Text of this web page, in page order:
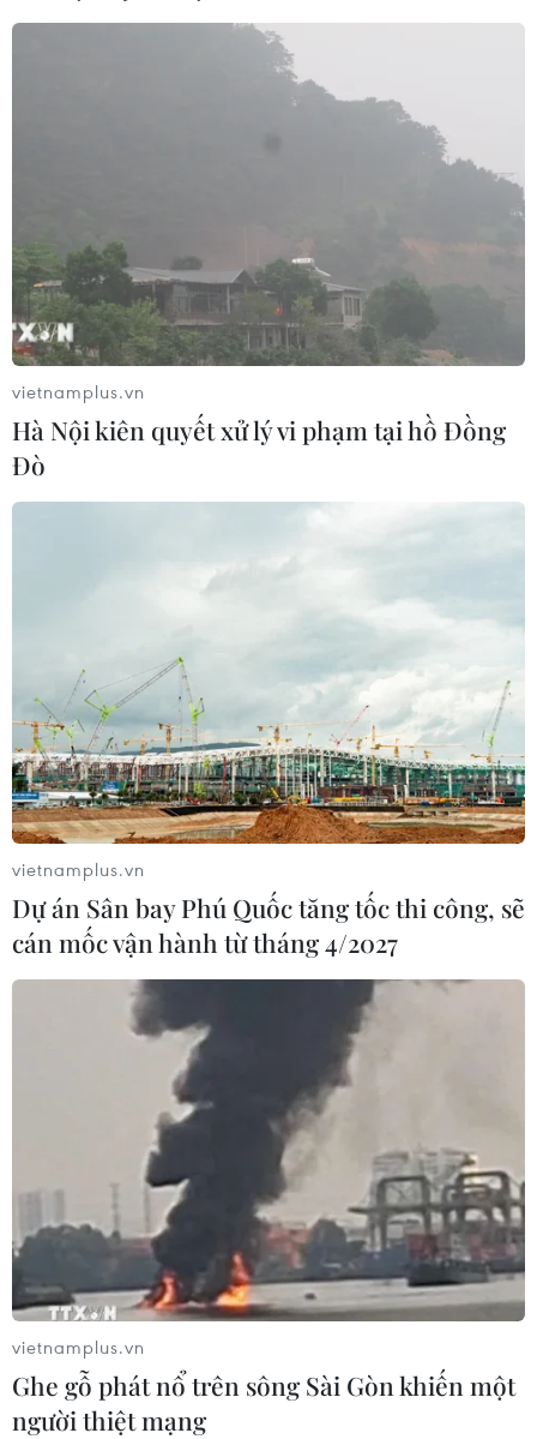
đồng, kinh phí xây dựng các khu tái định cư 416
Việc thực hiện Dự án di dời dân cư, giải phóng
mặt bằng khu vực I di tích Kinh thành Huế sẽ
góp phần trả lại mặt bằng tại các điểm di tích bị
đó, tạo tiền đề cho công tác trùng tu, bảo tồn
Quần thể di tích Cố đô Huế để gìn giữ cho các
thế hệ mai sau./.
(TTXVN/Vietnam+)
#Kinh thành Huế #khu tái định cư mới
#Cố đô
#Đại Nội Huế
#bàn giao mặt bằng TP. Huế
Theo dõi VietnamPlus
TIN LIÊN QUAN
vietnamplus.vn
Hà Nội kiên quyết xử lý vi phạm tại hồ Đồng
Đò
vietnamplus.vn
Dự án Sân bay Phú Quốc tăng tốc thi công, sẽ
cán mốc vận hành từ tháng 4/2027
vietnamplus.vn
Ghe gỗ phát nổ trên sông Sài Gòn khiến một
người thiệt mạng